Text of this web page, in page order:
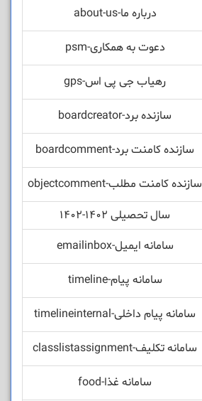
درباره ما-about-us
دعوت به همکاری-psm
رهیاب جی پی اس-gps
سازنده برد-boardcreator
سازنده کامنت برد-boardcomment
سازنده کامنت مطلب-objectcomment
سال تحصیلی 1402-1402
سامانه ایمیل-emailinbox
سامانه پیام-timeline
سامانه پیام داخلی-timelineinternal
سامانه تکلیف-classlistassignment
سامانه غذا-food